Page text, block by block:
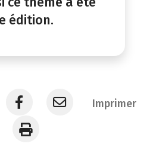
édition.
Imprimer